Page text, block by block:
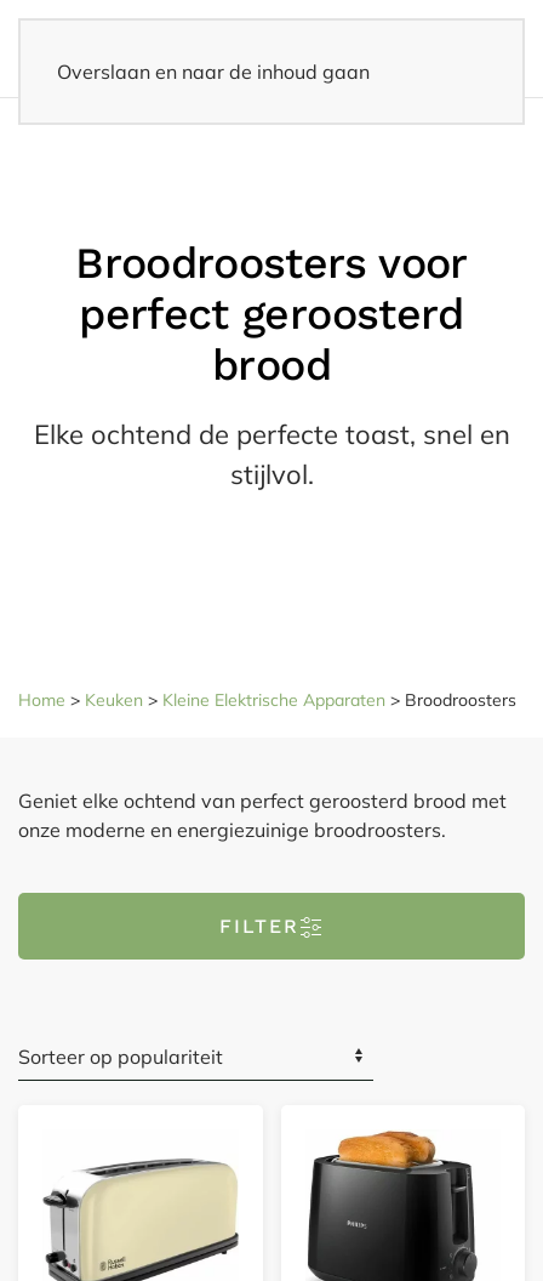
Overslaan en naar de inhoud gaan
Broodroosters voor
perfect geroosterd
brood
Elke ochtend de perfecte toast, snel en
stijlvol.
Home > Keuken > Kleine Elektrische Apparaten > Broodroosters
Geniet elke ochtend van perfect geroosterd brood met
onze moderne en energiezuinige broodroosters.
FILTER